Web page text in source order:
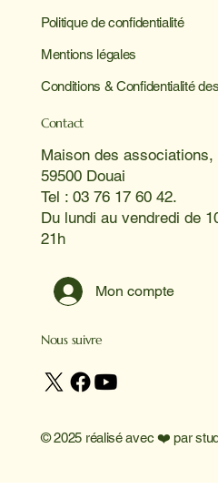
Politique de confidentialité
Mentions légales
Conditions & Confidentialité
Contact
Maison des
59500 Douai
Tel : 03 76 17 60 42.
Du lundi au vendredi de
21h
Mon compte
Nous suivre
© 2025 réalisé avec ❤️ par